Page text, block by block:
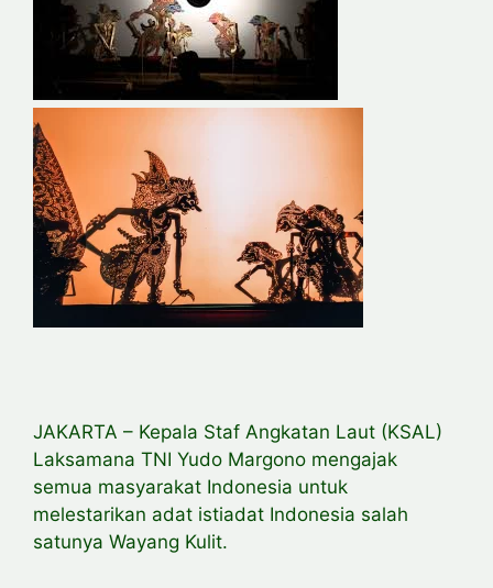
JAKARTA – Kepala Staf Angkatan Laut (KSAL)
Laksamana TNI Yudo Margono mengajak
semua masyarakat Indonesia untuk
melestarikan adat istiadat Indonesia salah
satunya Wayang Kulit.